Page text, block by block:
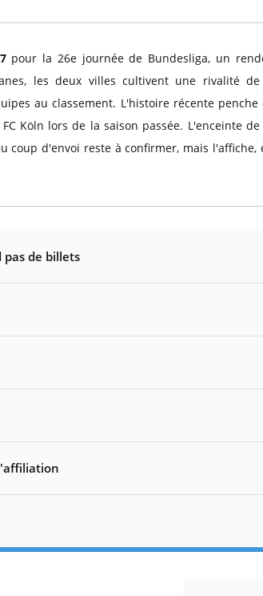
pour la 26e journée de Bundesliga, un
les deux villes cultivent une rivalité
au classement. L'histoire récente
Köln lors de la saison passée. L'enceinte de
d'envoi reste à confirmer, mais
pas de billets